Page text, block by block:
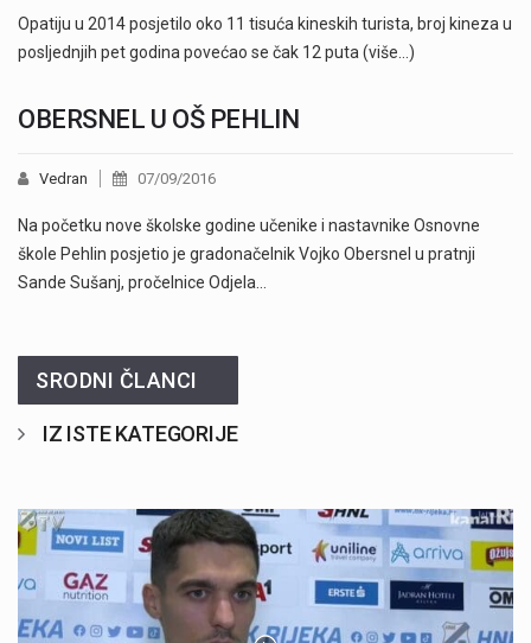
Opatiju u 2014 posjetilo oko 11 tisuća kineskih turista, broj kineza u
posljednjih pet godina povećao se čak 12 puta (više…)
OBERSNEL U OŠ PEHLIN
Vedran 07/09/2016
Na početku nove školske godine učenike i nastavnike Osnovne
škole Pehlin posjetio je gradonačelnik Vojko Obersnel u pratnji
Sande Sušanj, pročelnice Odjela…
SRODNI ČLANCI
IZ ISTE KATEGORIJE